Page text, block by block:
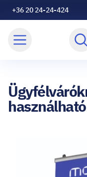
+36 20 24-24-424